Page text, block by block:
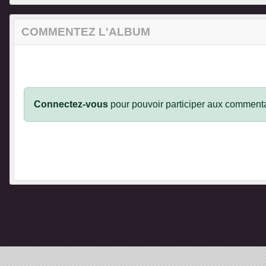
COMMENTEZ L'ALBUM
Connectez-vous pour pouvoir participer aux